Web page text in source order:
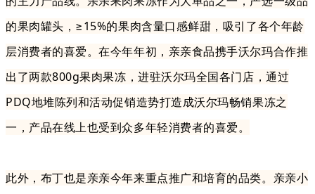
的果肉罐头，≥15%的果肉含量口感鲜甜，吸引了各个年龄
层消费者的喜爱。在今年年初，亲亲食品携手沃尔玛合作推
出了两款800g果肉果冻，进驻沃尔玛全国各门店，通过
PDQ地堆陈列和活动促销造势打造成沃尔玛畅销果冻之
一，产品在线上也受到众多年轻消费者的喜爱。
此外，布丁也是亲亲今年来重点推广和培育的品类。亲亲小